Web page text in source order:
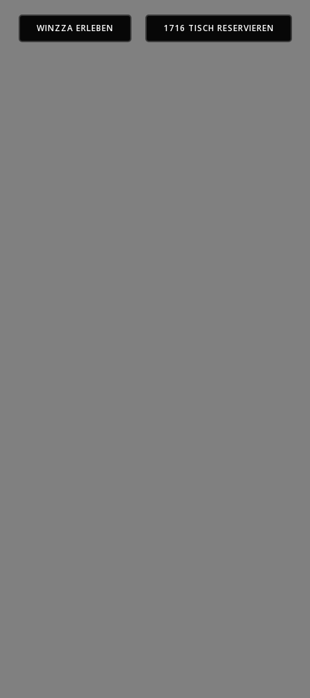
WINZZA ERLEBEN 1716 TISCH RESERVIEREN